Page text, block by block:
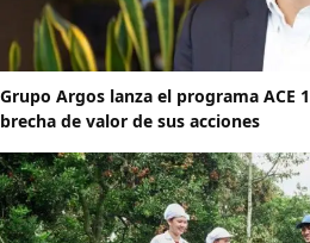
Grupo Argos lanza el programa ACE
brecha de valor de sus acciones